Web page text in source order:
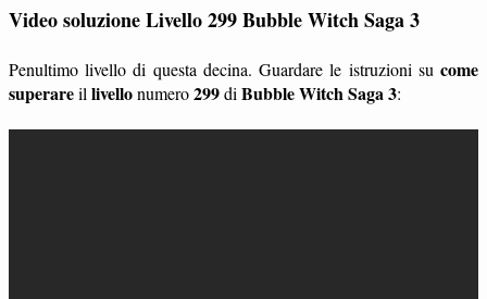
Video soluzione Livello 299 Bubble Witch Saga 3
Penultimo livello di questa decina. Guardare le istruzioni su come
superareil livellonumero299di Bubble Witch Saga 3: